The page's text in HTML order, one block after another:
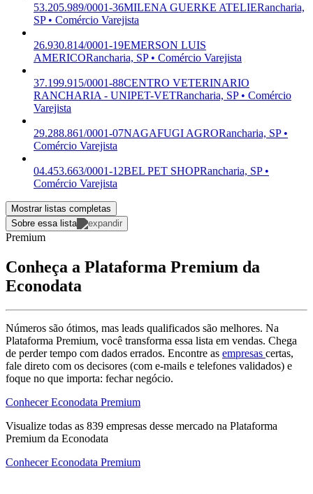
53.205.989/0001-36MILENA GUERKE ATELIERancharia,
SP • Comércio Varejista
26.930.814/0001-19EMERSON LUIS
AMERICORancharia, SP • Comércio Varejista
37.199.915/0001-88CENTRO VETERINARIO
RANCHARIA - UNIPET-VETRancharia, SP • Comércio
Varejista
29.288.861/0001-07NAGAFUGI AGRORancharia, SP •
Comércio Varejista
04.453.663/0001-12BEL PET SHOPRancharia, SP •
Comércio Varejista
Mostrar listas completas
Sobre essa lista
Premium
Conheça a Plataforma Premium da
Econodata
Números são ótimos, mas leads qualificados são melhores. Na
Plataforma Premium, você transforma essa lista em vendas. Chega
de perder tempo com dados errados. Encontre as empresas certas,
fale direto com os decisores (com e-mails e telefones validados) e
foque no que importa: fechar negócio.
Conhecer Econodata Premium
Visualize todas as 839 empresas desse mercado na Plataforma
Premium da Econodata
Conhecer Econodata Premium